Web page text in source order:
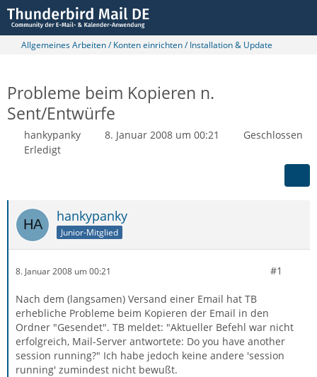
Allgemeines Arbeiten / Konten einrichten / Installation & Update
Probleme beim Kopieren n.
Sent/Entwürfe
hankypanky 8. Januar 2008 um 00:21
Geschlossen
Erledigt
hankypanky
Junior-Mitglied
8. Januar 2008 um 00:21 #1
Nach dem (langsamen) Versand einer Email hat TB
erhebliche Probleme beim Kopieren der Email in den
Ordner "Gesendet". TB meldet: "Aktueller Befehl war nicht
erfolgreich, Mail-Server antwortete: Do you have another
session running?" Ich habe jedoch keine andere 'session
running' zumindest nicht bewußt.